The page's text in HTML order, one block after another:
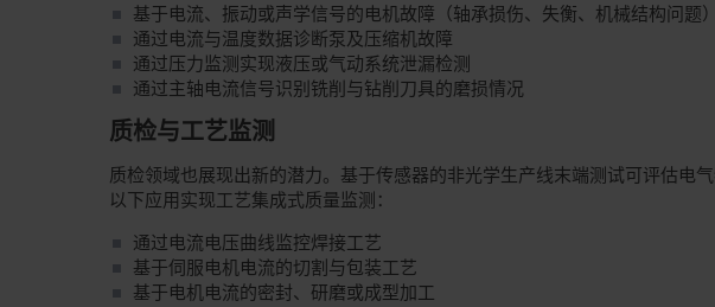
基于电流、振动或声学信号的电机故障（轴承损伤、失衡、机械结构问题
通过电流与温度数据诊断泵及压缩机故障
通过压力监测实现液压或气动系统泄漏检测
通过主轴电流信号识别铣削与钻削刀具的磨损情况
质检与工艺监测
质检领域也展现出新的潜力。基于传感器的非光学生产线末端测试可评估电
以下应用实现工艺集成式质量监测：
通过电流电压曲线监控焊接工艺
基于伺服电机电流的切割与包装工艺
基于电机电流的密封、研磨或成型加工